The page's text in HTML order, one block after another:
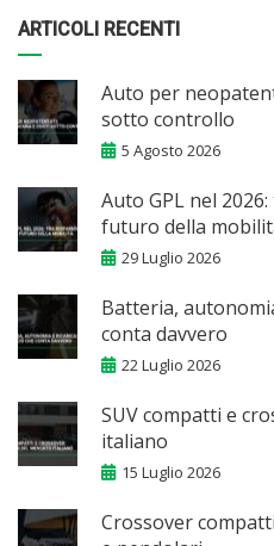
ARTICOLI RECENTI
Auto per
sotto controllo
5 Agosto 2026
Auto GPL nel
futuro della
29 Luglio 2026
Batteria,
conta davvero
22 Luglio 2026
SUV compatti e
italiano
15 Luglio 2026
Crossover